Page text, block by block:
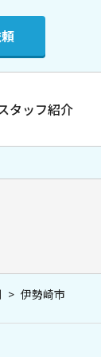
タッフ紹介
> 伊勢崎市